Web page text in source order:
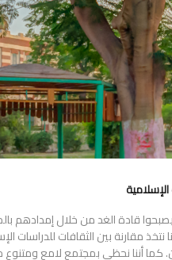
ليصبحوا قادة الغد من خلال إمدادهم
نتخذ مقارنة بين الثقافات للدراسات
أننا نحظى بمجتمع لامع ومتنوع